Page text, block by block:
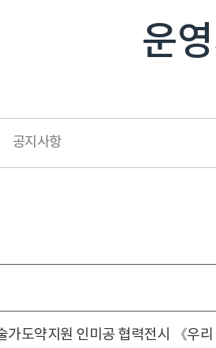
운
공지사항
가도약지원 인미공 협력전시 《우